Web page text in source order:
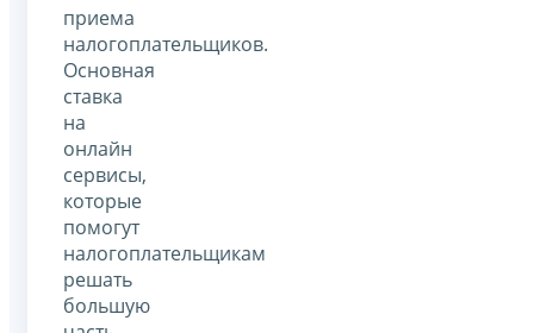
приема
налогоплательщиков.
Основная
ставка
на
онлайн
сервисы,
которые
помогут
налогоплательщикам
решать
большую